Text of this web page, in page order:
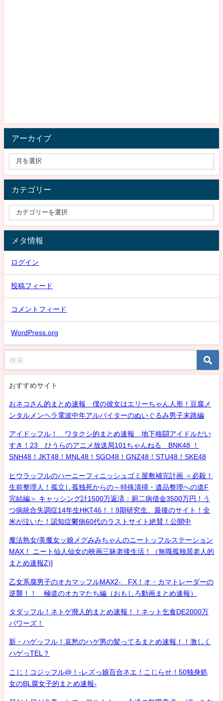
アーカイブ
カテゴリー
メタ情報
ログイン
投稿フィード
コメントフィード
WordPress.org
おすすめサイト
おネコさん的まとめ速報 僕の彼女はエリーちゃん人形！豆腐メ
ンタルメンヘラ電波中年アルバイターのぬいぐるみ男子末路編
アイドッフル！ ワタクシ的まとめ速報 地下格闘アイドルだい
すき！23 ひうらのアニメ放送局101ちゃんねる BNK48 ！
SNH48！JKT48！MNL48！SGO48！GNZ48！STU48！SKE48
ヒウラッフルのハーニーフィニッシュゴミ屋敷補完計画 ＜必殺！
生前整理人！孤立し孤独死からの～特殊清掃・遺品整理への道F
完結編＞ キャッシング計1500万返済：厨二病借金3500万円！う
つ病統合失調症14年生HKT46！！9期研究生、最後のサイト！全
米が泣いた！認知症鬱病60代のラストサイト絶賛！公開中
魔法熟女/美魔女ッ娘メグみみちゃんのニートッフルステーション
MAX！ ニート仙人仙女の映画三昧老後生活！（無職孤独居老人的
まとめ速報Z)]
乙女系腐男子のオカマッフルMAX2- FX！オ・カマトレーダーの
逆襲！！ 極道のオカマたち編（おもしろ動画まとめ速報）
タダッフル！ネトゲ廃人的まとめ速報！！ネット乞食DE2000万
パワーズ！
新・ハゲッフル！哀愁のハゲ男の髪ってるまとめ速報！！激しく
ハゲっTEL？
こじ！コジッフル@！-レズっ娘百合ネエ！こじらせ！50独身処
女のBL腐女子的まとめ速報-